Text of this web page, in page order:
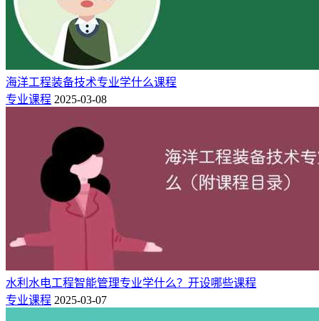
海洋工程装备技术专业学什么课程
专业课程 2025-03-08
水利水电工程智能管理专业学什么？开设哪些课程
专业课程 2025-03-07